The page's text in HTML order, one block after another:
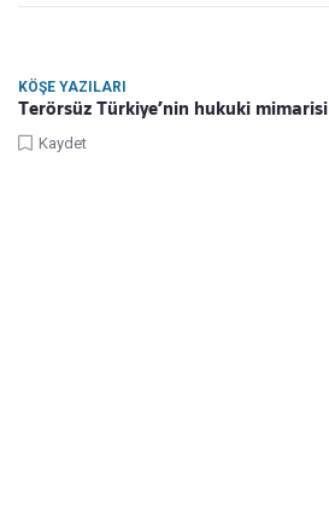
KÖŞE YAZILARI
Terörsüz Türkiye’nin hukuki mimarisi
Kaydet